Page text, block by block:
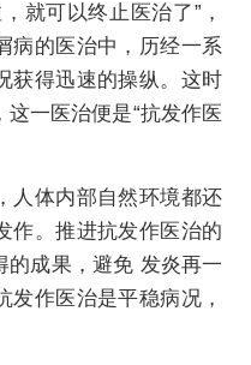
可以终止医治了”，
病的医治中，历经一系
获得迅速的操纵。这时
一医治便是“抗发作医
体内部自然环境都还
作。推进抗发作医治的
的成果，避免 发炎再一
发作医治是平稳病况，